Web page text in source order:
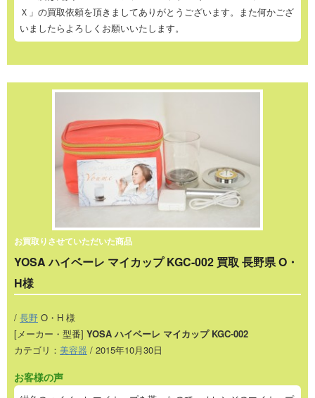
Ｘ」の買取依頼を頂きましてありがとうございます。また何かござ
いましたらよろしくお願いいたします。
お買取りさせていただいた商品
YOSA ハイベーレ マイカップ KGC-002 買取 長野県 O・
H様
/ 長野 O・H 様
[メーカー・型番] YOSA ハイベーレ マイカップ KGC-002
カテゴリ： 美容器 / 2015年10月30日
お客様の声